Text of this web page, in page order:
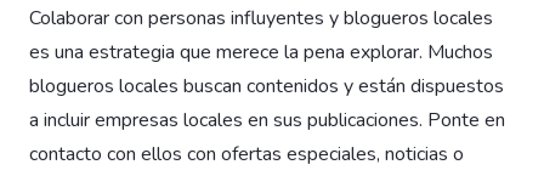
Colaborar con personas influyentes y blogueros locales
es una estrategia que merece la pena explorar. Muchos
blogueros locales buscan contenidos y están dispuestos
a incluir empresas locales en sus publicaciones. Ponte en
contacto con ellos con ofertas especiales, noticias o